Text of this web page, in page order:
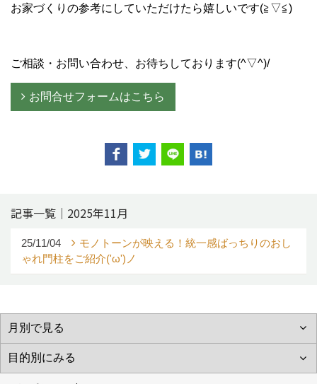
お家づくりの参考にしていただけたら嬉しいです(≧▽≦)
ご相談・お問い合わせ、お待ちしております(^▽^)/
お問合せフォームはこちら
記事一覧｜2025年11月
25/11/04
モノトーンが映える！統一感ばっちりのおし
ゃれ門柱をご紹介('ω')ノ